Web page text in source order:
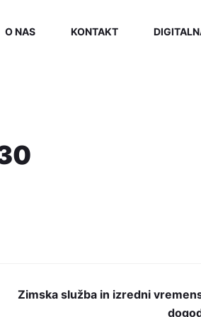
O NAS KONTAKT
Zimska služba in izredni